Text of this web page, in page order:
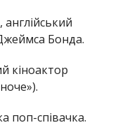
Бонда.
кіноактор
поп-співачка.